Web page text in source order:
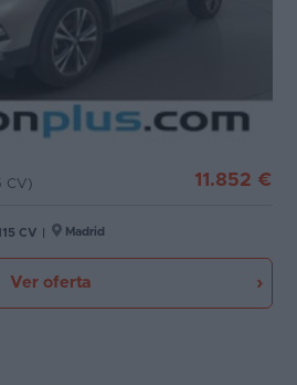
CV) 11.852 €
CV Madrid
Ver oferta